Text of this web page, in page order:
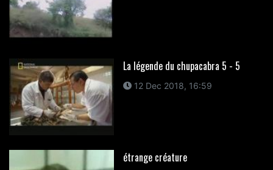
La légende du chupacabra 5 - 5
12 Dec 2018, 16:59
étrange créature